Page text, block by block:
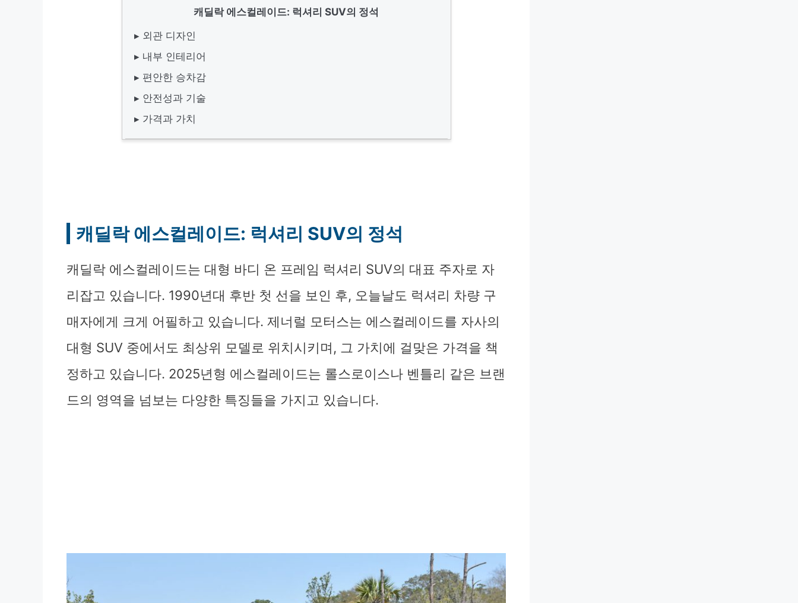
캐딜락 에스컬레이드: 럭셔리 SUV의 정석
▸ 외관 디자인
▸ 내부 인테리어
▸ 편안한 승차감
▸ 안전성과 기술
▸ 가격과 가치
캐딜락 에스컬레이드: 럭셔리 SUV의 정석
캐딜락 에스컬레이드는 대형 바디 온 프레임 럭셔리 SUV의 대표 주자로 자
리잡고 있습니다. 1990년대 후반 첫 선을 보인 후, 오늘날도 럭셔리 차량 구
매자에게 크게 어필하고 있습니다. 제너럴 모터스는 에스컬레이드를 자사의
대형 SUV 중에서도 최상위 모델로 위치시키며, 그 가치에 걸맞은 가격을 책
정하고 있습니다. 2025년형 에스컬레이드는 롤스로이스나 벤틀리 같은 브랜
드의 영역을 넘보는 다양한 특징들을 가지고 있습니다.